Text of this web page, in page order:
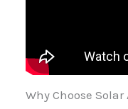
Why Choose